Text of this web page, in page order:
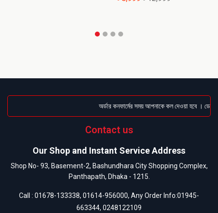
অর্ডার কনফার্মের সময় আপনাকে কল দেওয়া হবে ।
Contact us
Our Shop and Instant Service Address
Shop No- 93, Basement-2, Bashundhara City Shopping Complex,
Panthapath, Dhaka - 1215.
Call : 01678-133338, 01614-956000, Any Order Info:01945-
663344, 0248122109